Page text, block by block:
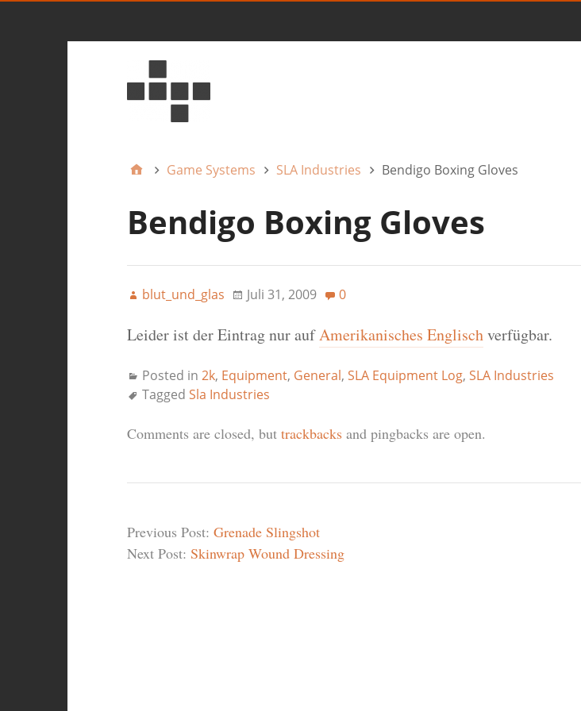
Game Systems SLA Industries Bendigo Boxing Gloves
Bendigo Boxing Gloves
blut_und_glas Juli 31, 2009 0
Leider ist der Eintrag nur aufAmerikanisches Englischverfügbar.
Posted in 2k, Equipment, General, SLA Equipment Log, SLA Industries
Tagged Sla Industries
Comments are closed, but trackbacksand pingbacks are open.
Previous Post: Grenade Slingshot
Next Post: Skinwrap Wound Dressing